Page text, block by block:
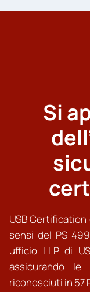
Si
USB
sensi del PS
ufficio LLP di
assicurando
riconosciuti in 57